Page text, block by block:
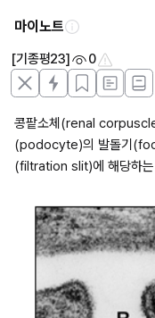
마이노트
[기종평23] 0
콩팥소체(renal
(podocyte)의 발돌기
(filtration slit)에 해당하는